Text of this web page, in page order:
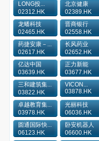
LONG投...
02312.HK
北京健康
02389.HK
龙蟠科技
02465.HK
晋商银行
02558.HK
药捷安康－...
02617.HK
长风药业
02652.HK
亿达中国
03639.HK
正力新能
03677.HK
三和建筑集...
03822.HK
VICON...
03878.HK
卓越教育集...
03978.HK
光丽科技
06036.HK
圆通国际快...
06123.HK
卧安机器人
06600.HK